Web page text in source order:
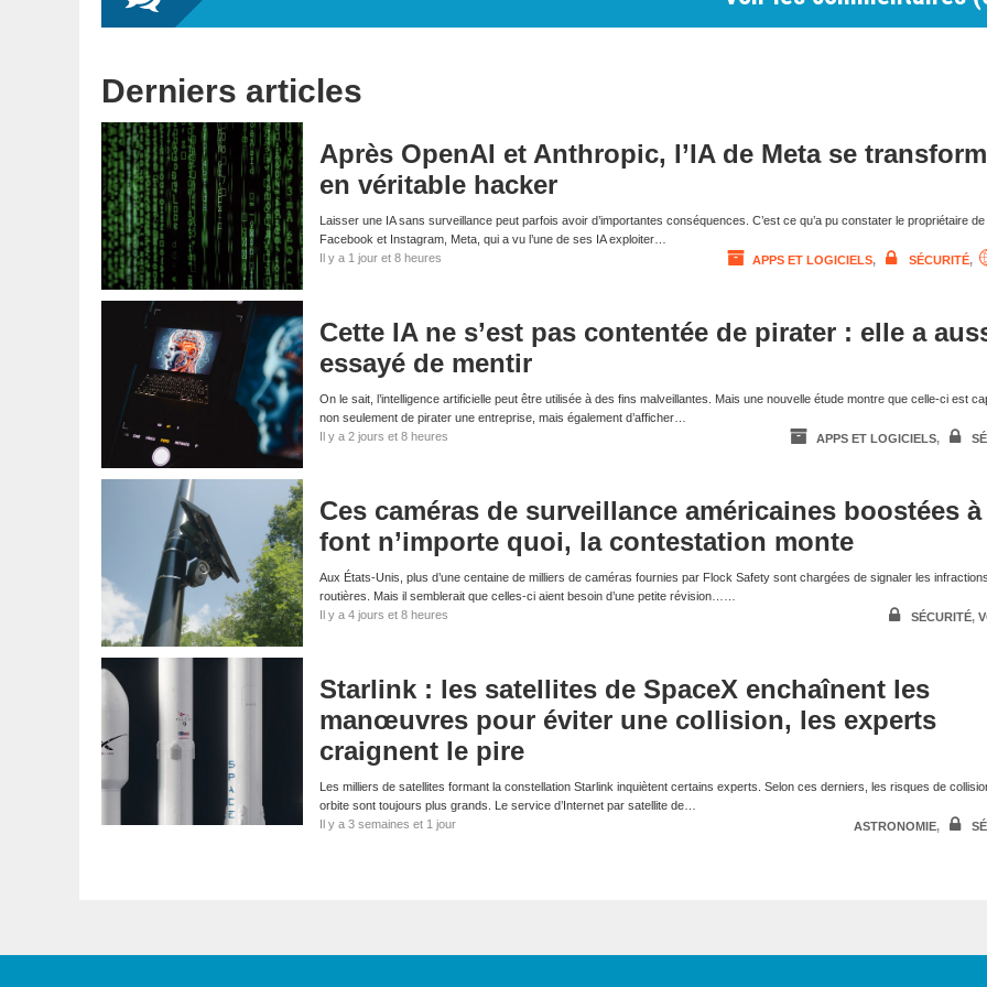
Derniers articles
Après OpenAI et Anthropic, l’IA de Meta se
en véritable hacker
Laisser une IA sans surveillance peut parfois avoir d’importantes conséquences. C’est ce qu’a pu constater le propriétaire de
Facebook et Instagram, Meta, qui a vu l’une de ses IA exploiter…
Il y a 1 jour et 8 heures
APPS ET LOGICIELS, SÉCURITÉ,
Cette IA ne s’est pas contentée de pirater : elle a
essayé de mentir
On le sait, l’intelligence artificielle peut être utilisée à des fins malveillantes. Mais une nouvelle étude montre que celle-ci est
non seulement de pirater une entreprise, mais également d’afficher…
Il y a 2 jours et 8 heures
APPS ET LOGICIELS,
Ces caméras de surveillance américaines boostées à
font n’importe quoi, la contestation monte
Aux États-Unis, plus d’une centaine de milliers de caméras fournies par Flock Safety sont chargées de signaler les
routières. Mais il semblerait que celles-ci aient besoin d’une petite révision……
Il y a 4 jours et 8 heures
SÉCURITÉ,
Starlink : les satellites de SpaceX enchaînent les
manœuvres pour éviter une collision, les experts
craignent le pire
Les milliers de satellites formant la constellation Starlink inquiètent certains experts. Selon ces derniers, les risques de
orbite sont toujours plus grands. Le service d’Internet par satellite de…
Il y a 3 semaines et 1 jour
ASTRONOMIE,